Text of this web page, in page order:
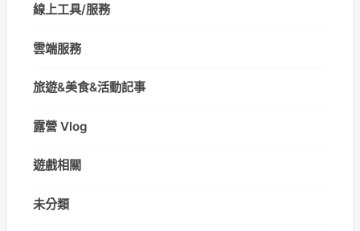
線上工具/服務
雲端服務
旅遊&美食&活動記事
露營 Vlog
遊戲相關
未分類